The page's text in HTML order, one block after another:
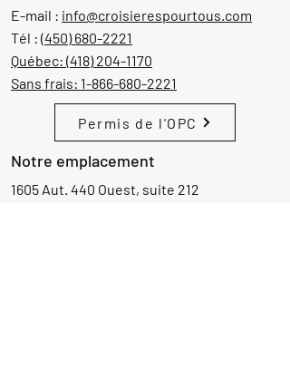
E-mail : info@croisierespourtous.com
Tél : (450) 680-2221
Québec: (418) 204-1170
Sans frais: 1-866-680-2221
Permis de l'OPC
Notre emplacement
1605 Aut. 440 Ouest, suite 212